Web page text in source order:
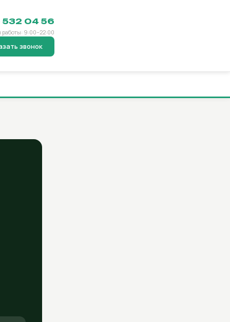
532 04 56
работы: 9:00–22:00
звонок